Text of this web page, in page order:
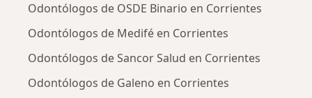
Odontólogos de OSDE Binario en Corrientes
Odontólogos de Medifé en Corrientes
Odontólogos de Sancor Salud en Corrientes
Odontólogos de Galeno en Corrientes